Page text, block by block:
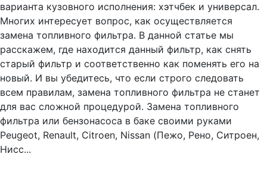
варианта кузовного исполнения: хэтчбек и универсал.
Многих интересует вопрос, как осуществляется
замена топливного фильтра. В данной статье мы
расскажем, где находится данный фильтр, как снять
старый фильтр и соответственно как поменять его на
новый. И вы убедитесь, что если строго следовать
всем правилам, замена топливного фильтра не станет
для вас сложной процедурой. Замена топливного
фильтра или бензонасоса в баке своими руками
Peugeot, Renault, Citroen, Nissan (Пежо, Рено, Ситроен,
Нисс...